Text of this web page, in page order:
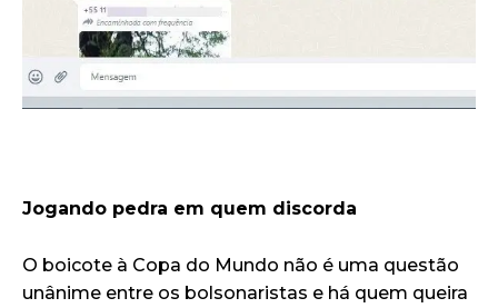
Jogando pedra em quem discorda
O boicote à Copa do Mundo não é uma questão
unânime entre os bolsonaristas e há quem queira